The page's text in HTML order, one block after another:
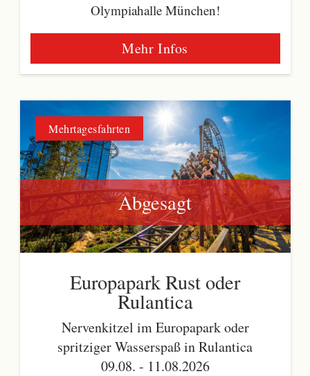
Olympiahalle München!
Mehr Infos
Abgesagt
Mehrtagesfahrten
Europapark Rust oder
Rulantica
Nervenkitzel im Europapark oder
spritziger Wasserspaß in Rulantica
09.08. - 11.08.2026